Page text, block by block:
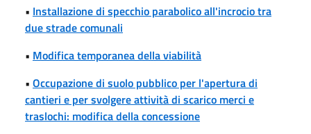
• Installazione di specchio parabolico all'incrocio tra
due strade comunali
• Modifica temporanea della viabilità
• Occupazione di suolo pubblico per l'apertura di
cantieri e per svolgere attività di scarico merci e
traslochi: modifica della concessione